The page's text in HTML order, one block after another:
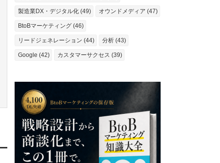
製造業DX・デジタル化 (49) オウンドメディア (47)
BtoBマーケティング (46)
リードジェネレーション (44) 分析 (43)
Google (42) カスタマーサクセス (39)